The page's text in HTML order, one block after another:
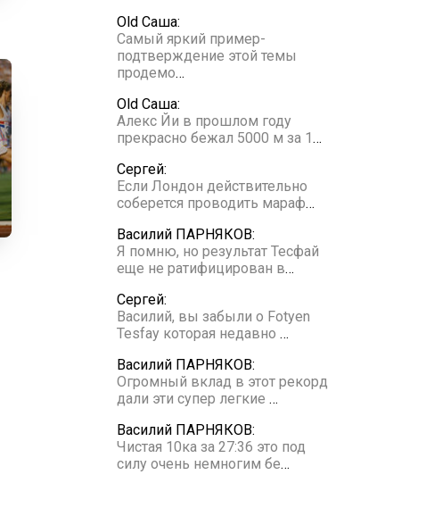
Old Саша:
Самый яркий пример-
подтверждение этой темы
продемо…
Old Саша:
Алекс Йи в прошлом году
прекрасно бежал 5000 м за 1…
Сергей:
Если Лондон действительно
соберется проводить мараф…
Василий ПАРНЯКОВ:
Я помню, но результат Тесфай
еще не ратифицирован в…
Сергей:
Василий, вы забыли о Fotyen
Tesfay которая недавно …
Василий ПАРНЯКОВ:
Огромный вклад в этот рекорд
дали эти супер легкие …
Василий ПАРНЯКОВ:
Чистая 10ка за 27:36 это под
силу очень немногим бе…